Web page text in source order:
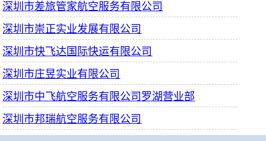
深圳市差旅管家航空服务有限公司
深圳市崇正实业发展有限公司
深圳市快飞达国际快运有限公司
深圳市庄昱实业有限公司
深圳市中飞航空服务有限公司罗湖营业部
深圳市邦瑞航空服务有限公司